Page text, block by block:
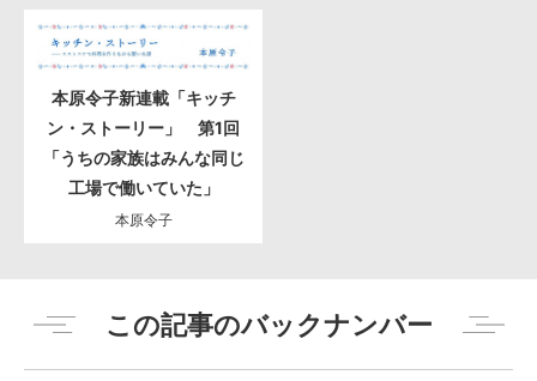
本原令子新連載「キッチ
ン・ストーリー」 第1回
「うちの家族はみんな同じ
工場で働いていた」
本原令子
この記事のバックナンバー